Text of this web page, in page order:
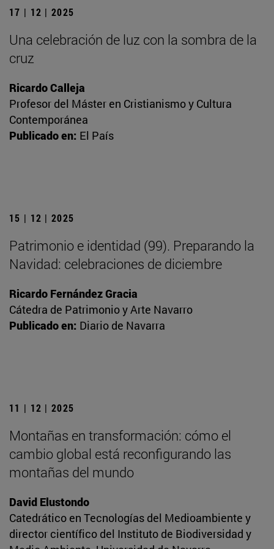
17 | 12 | 2025
Una celebración de luz con la sombra de la
cruz
Ricardo Calleja
Profesor del Máster en Cristianismo y Cultura
Contemporánea
Publicado en: El País
15 | 12 | 2025
Patrimonio e identidad (99). Preparando la
Navidad: celebraciones de diciembre
Ricardo Fernández Gracia
Cátedra de Patrimonio y Arte Navarro
Publicado en: Diario de Navarra
11 | 12 | 2025
Montañas en transformación: cómo el
cambio global está reconfigurando las
montañas del mundo
David Elustondo
Catedrático en Tecnologías del Medioambiente y
director científico del Instituto de Biodiversidad y